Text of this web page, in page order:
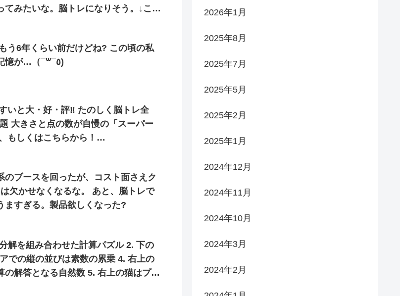
てみたいな。脳トレになりそう。↓この
う6年くらい前だけどね? この頃の私
も今の私かそれ以上に大変だった記憶が…（¯꒳¯٥)
ブースを回ったが、コスト面さえク
なるな。 あと、脳トレで
ますぎる。製品欲しくなった?
解を組み合わせた計算パズル 2. 下の
での縦の並びは素数の累乗 4. 右上の
解答となる自然数 5. 右上の猫はプレ
2026年1月
2025年8月
2025年7月
2025年5月
2025年2月
2025年1月
2024年12月
2024年11月
2024年10月
2024年3月
2024年2月